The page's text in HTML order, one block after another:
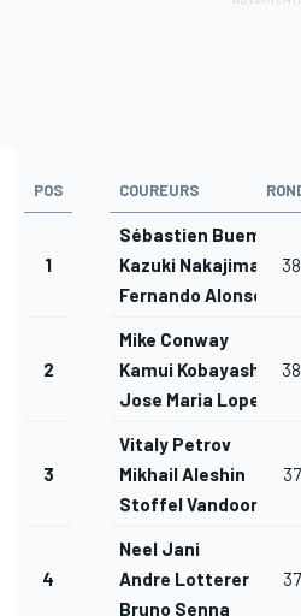
POS COUREURS
1
Sébastien Buemi
Kazuki Nakajima
Fernando Alonso
2
Mike Conway
Kamui Kobayashi
Jose Maria Lopez
3
Vitaly Petrov
Mikhail Aleshin
Stoffel Vandoorne
4
Neel Jani
Andre Lotterer
Bruno Senna